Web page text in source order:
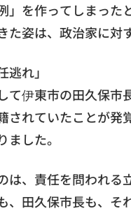
」を作ってしまっ
た姿は、政治家に
れ」
て伊東市の田久保
されていたことが
した。
は、責任を問われ
、田久保市長も、